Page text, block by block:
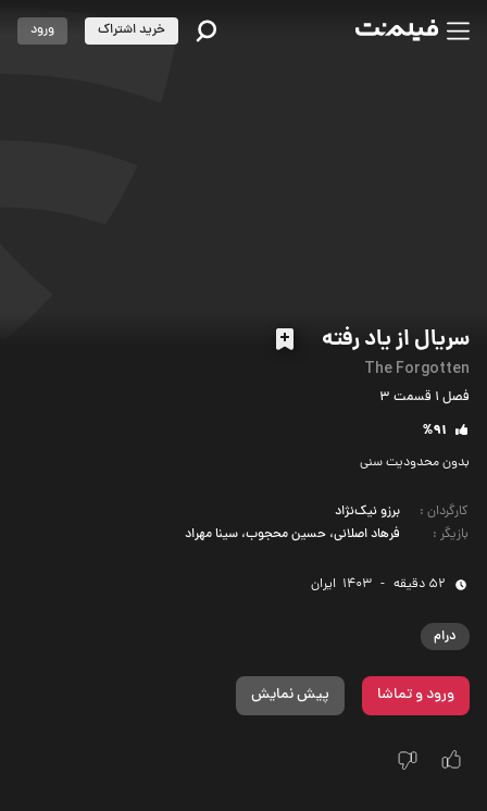
سریال از یاد رفته
The Forgotten
فصل‌ 1 قسمت‌ 3
%91
بدون محدودیت سنی
کارگردان :
برزو نیک‌نژاد
بازیگر : فرهاد اصلانی، حسین محجوب، سینا مهراد
52 دقیقه -
1403 ‌ ایران
درام
ورود و تماشا پیش نمایش
خرید اشتراک ورود